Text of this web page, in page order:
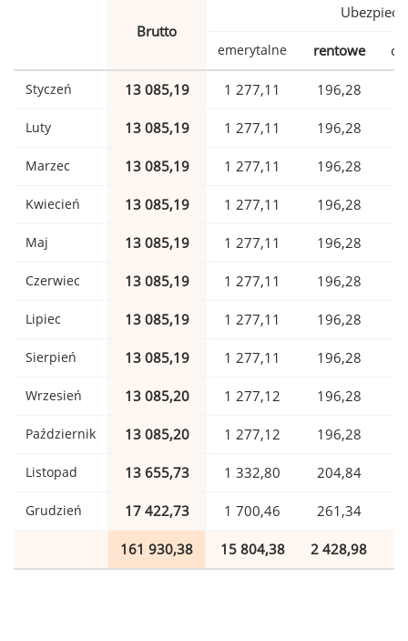
Brutto
emerytalne rentowe
Styczeń 13 085,19 1 277,11 196,28
Luty 13 085,19 1 277,11 196,28
Marzec 13 085,19 1 277,11 196,28
Kwiecień 13 085,19 1 277,11 196,28
Maj 13 085,19 1 277,11 196,28
Czerwiec 13 085,19 1 277,11 196,28
Lipiec 13 085,19 1 277,11 196,28
Sierpień 13 085,19 1 277,11 196,28
Wrzesień 13 085,20 1 277,12 196,28
Październik 13 085,20 1 277,12 196,28
Listopad 13 655,73 1 332,80 204,84
Grudzień 17 422,73 1 700,46 261,34
161 930,38 15 804,38 2 428,98